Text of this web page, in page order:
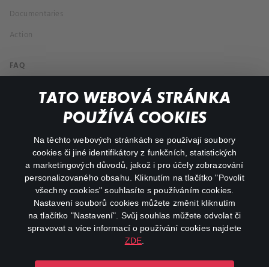
TATO WEBOVÁ STRÁNKA
POUŽÍVÁ COOKIES
Na těchto webových stránkách se používají soubory
cookies či jiné identifikátory z funkčních, statistických
a marketingových důvodů, jakož i pro účely zobrazování
personalizovaného obsahu. Kliknutím na tlačítko "Povolit
všechny cookies" souhlasíte s používáním cookies.
Nastavení souborů cookies můžete změnit kliknutím
na tlačítko "Nastavení". Svůj souhlas můžete odvolat či
spravovat a více informací o používání cookies najdete
ZDE
Documentaries
Action
FAQ
My profile
facebookinstagram
youtube